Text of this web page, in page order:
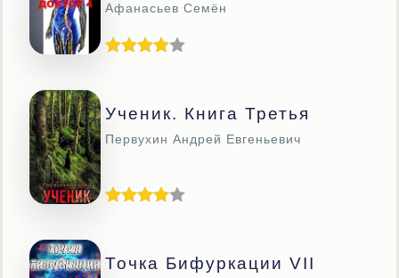
Афанасьев Семён
Ученик. Книга Третья
Первухин Андрей Евгеньевич
Точка Бифуркации VII